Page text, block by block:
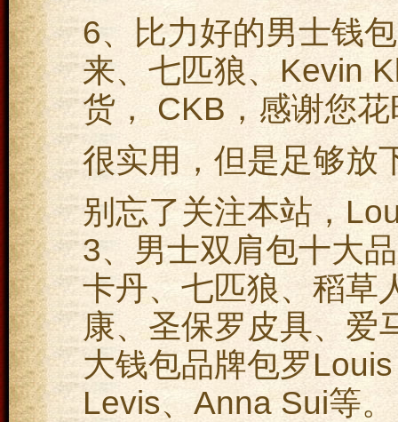
6、比力好的男士钱
来、七匹狼、Kevin
货， CKB，感谢您
很实用，但是足够放
别忘了关注本站，
3、男士双肩包十大
卡丹、七匹狼、稻草
康、圣保罗皮具、爱
大钱包品牌包罗
Levis、Anna Sui等。